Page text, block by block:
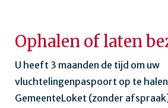
Ophalen of laten
U heeft 3 maanden de tijd om uw
vluchtelingenpaspoort op te
GemeenteLoket (zonder